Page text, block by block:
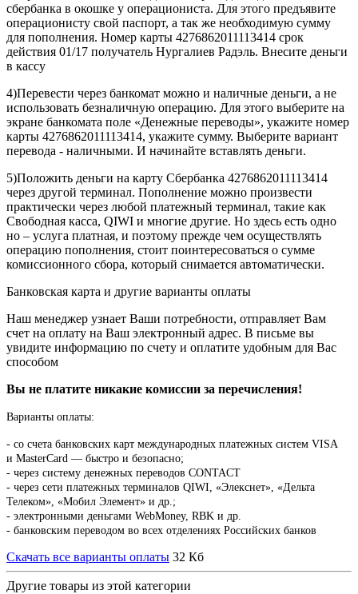
сбербанка в окошке у операциониста. Для этого предъявите
операционисту свой паспорт, а так же необходимую сумму
для пополнения. Номер карты 4276862011113414 срок
действия 01/17 получатель Нургалиев Радэль. Внесите деньги
в кассу
4)Перевести через банкомат можно и наличные деньги, а не
использовать безналичную операцию. Для этого выберите на
экране банкомата поле «Денежные переводы», укажите номер
карты 4276862011113414, укажите сумму. Выберите вариант
перевода - наличными. И начинайте вставлять деньги.
5)Положить деньги на карту Сбербанка 4276862011113414
через другой терминал. Пополнение можно произвести
практически через любой платежный терминал, такие как
Свободная касса, QIWI и многие другие. Но здесь есть одно
но – услуга платная, и поэтому прежде чем осуществлять
операцию пополнения, стоит поинтересоваться о сумме
комиссионного сбора, который снимается автоматически.
Банковская карта и другие варианты оплаты
Наш менеджер узнает Ваши потребности, отправляет Вам
счет на оплату на Ваш электронный адрес. В письме вы
увидите информацию по счету и оплатите удобным для Вас
способом
Вы не платите никакие комиссии за перечисления!
Варианты оплаты:
- со счета банковских карт международных платежных систем VISA
и MasterCard — быстро и безопасно;
- через систему денежных переводов CONTACT
- через сети платежных терминалов QIWI, «Элекснет», «Дельта
Телеком», «Мобил Элемент» и др.;
- электронными деньгами WebMoney, RBK и др.
- банковским переводом во всех отделениях Российских банков
Скачать все варианты оплаты 32 Кб
Другие товары из этой категории